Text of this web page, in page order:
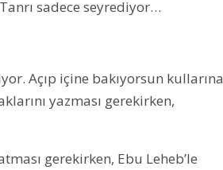
sadece seyrediyor…
Açıp içine bakıyorsun kullarına
yazması gerekirken,
gerekirken, Ebu Leheb’le